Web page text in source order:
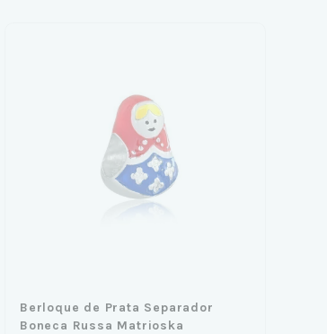
Berloque de Prata Separador
Boneca Russa Matrioska